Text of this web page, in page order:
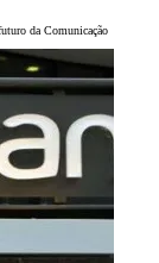
da Comunicação